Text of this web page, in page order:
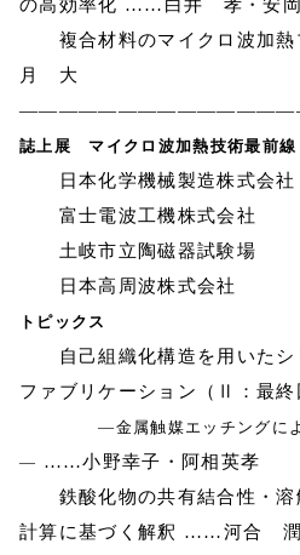
の高効率化 ……白井 孝・安岡
複合材料のマイクロ波加熱
月 大
誌上展 マイクロ波加熱技術最前線
日本化学機械製造株式会社
富士電波工機株式会社
土岐市立陶磁器試験場
日本高周波株式会社
トピックス
自己組織化構造を用いたシ
ファブリケーション（Ⅱ：最終
―金属触媒エッチングに
― ……小野幸子・阿相英孝
鉄酸化物の共有結合性・溶
計算に基づく解釈 ……河合 潤